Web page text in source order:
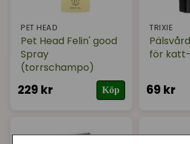
PET HEAD
Pet Head Felin' good
Spray
(torrschampo)
229 kr Köp
TRIXIE
för
69 kr